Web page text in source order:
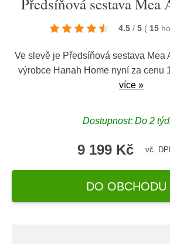
4.5 / 5 ( 15
Ve slevě je Předsíňová sestava Mea
výrobce Hanah Homenyní za cenu
více »
Dostupnost: Do 2
9 199 Kč vč.
DO OBCHODU